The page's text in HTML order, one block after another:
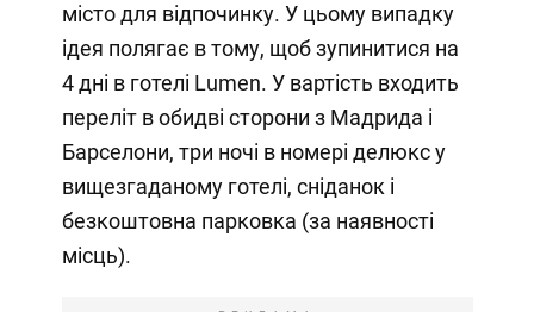
місто для відпочинку. У цьому випадку
ідея полягає в тому, щоб зупинитися на
4 дні в готелі Lumen. У вартість входить
переліт в обидві сторони з Мадрида і
Барселони, три ночі в номері делюкс у
вищезгаданому готелі, сніданок і
безкоштовна парковка (за наявності
місць).